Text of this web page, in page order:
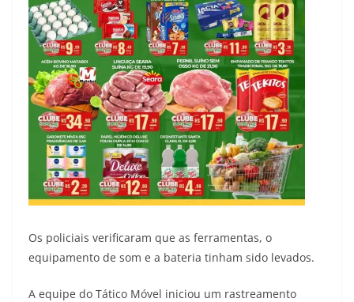
Os policiais verificaram que as ferramentas, o
equipamento de som e a bateria tinham sido levados.
A equipe do Tático Móvel iniciou um rastreamento